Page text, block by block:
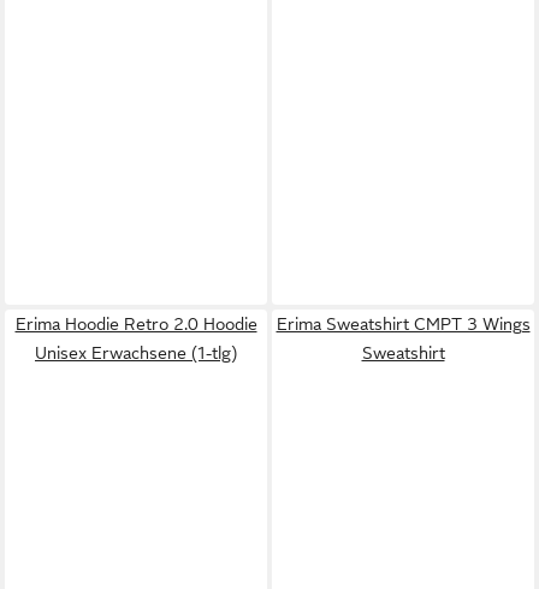
Erima Hoodie Retro 2.0 Hoodie
Unisex Erwachsene (1-tlg)
Erima Sweatshirt CMPT 3 Wings
Sweatshirt